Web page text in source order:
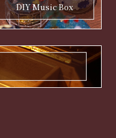
DIY Music Box